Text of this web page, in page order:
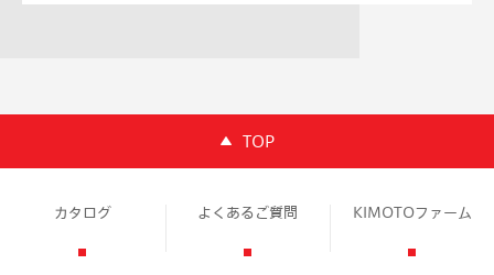
TOP
カタログ よくあるご質問 KIMOTOファーム